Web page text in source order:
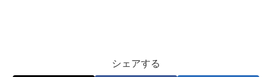
シェアする